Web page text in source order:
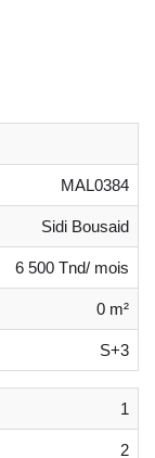
MAL0384
Sidi Bousaid
6 500 Tnd/ mois
0 m²
S+3
1
2